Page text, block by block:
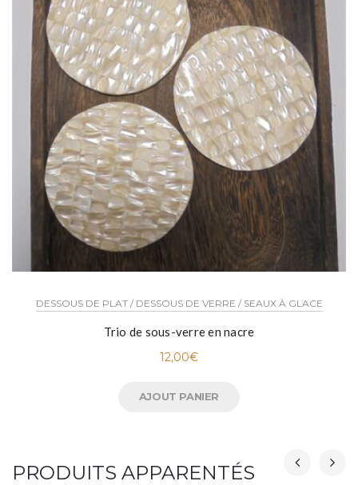
DESSOUS DE PLAT / DESSOUS DE VERRE / SEAUX À GLACE
Trio de sous-verre en nacre
12,00€
AJOUT PANIER
PRODUITS APPARENTÉS